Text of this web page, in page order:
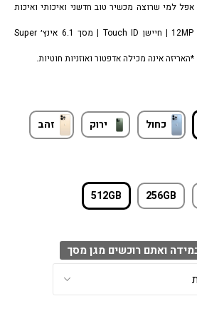
למי שרוצה מכשיר טוב חדשני ואיכותי ואיכות
מעבד A15 Bionic | מצלמות 12MP | חיישן Touch ID | מסך 6.1 אינץ׳ Super
אינה מכילה אדפטור ואוזניות חוטיות.
כחול ירוק זהב
256GB
512GB
ואתם רוכשים מגן מסך